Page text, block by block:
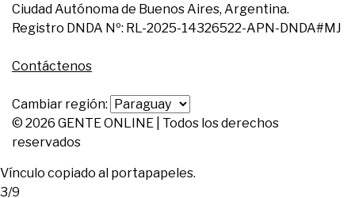
Ciudad Autónoma de Buenos Aires, Argentina.
Registro DNDA Nº: RL-2025-14326522-APN-DNDA#MJ
Contáctenos
Cambiar región:
© 2026 GENTE ONLINE | Todos los derechos
reservados
Vínculo copiado al portapapeles.
3/9